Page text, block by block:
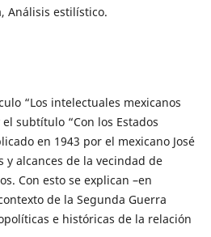
Análisis estilístico.
“Los intelectuales mexicanos
subtítulo “Con los Estados
en 1943 por el mexicano José
y alcances de la vecindad de
Con esto se explican –en
de la Segunda Guerra
e históricas de la relación